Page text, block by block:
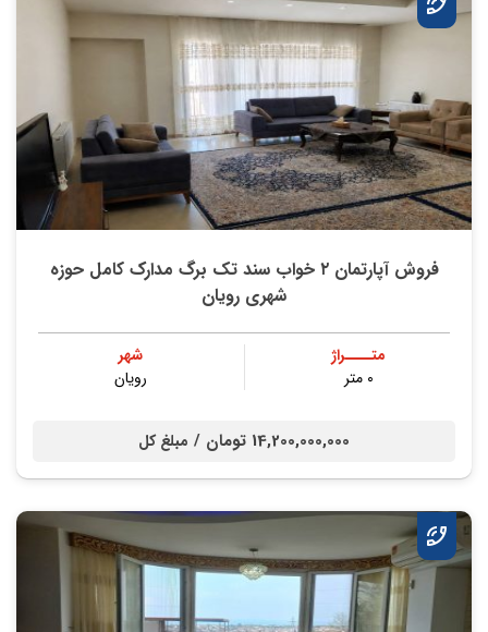
فروش آپارتمان ۲ خواب سند تک برگ مدارک کامل حوزه
شهری رویان
متــــراژ
۰ متر
شهر
رویان
14,200,000,000 تومان / مبلغ کل